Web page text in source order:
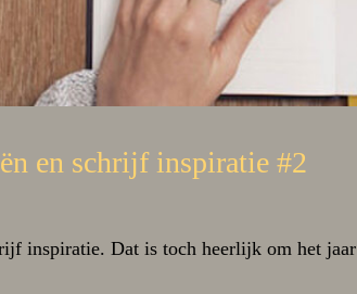
en schrijf inspiratie #2
inspiratie. Dat is toch heerlijk om het